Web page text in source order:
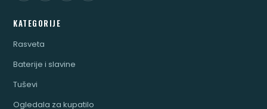
KATEGORIJE
Rasveta
Baterije i slavine
Tuševi
Ogledala za kupatilo